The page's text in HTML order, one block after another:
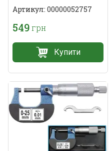
Артикул: 00000052757
549грн
Купити